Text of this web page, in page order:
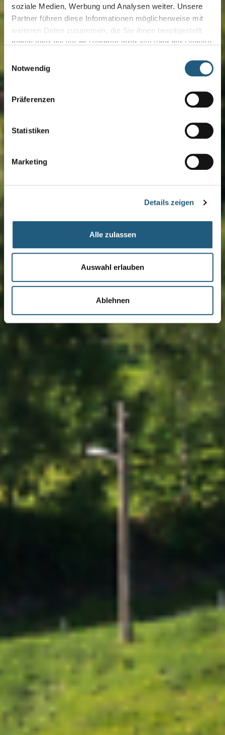
soziale Medien, Werbung und Analysen weiter. Unsere
Partner führen diese Informationen möglicherweise mit
weiteren Daten zusammen, die Sie ihnen bereitgestellt
haben oder die sie im Rahmen Ihrer Nutzung der Dienste
Notwendig
Präferenzen
Statistiken
Marketing
Details zeigen
Alle zulassen
Auswahl erlauben
Ablehnen
Der
istblau
Und das nur hier!